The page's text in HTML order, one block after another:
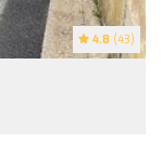
4.8 (43)